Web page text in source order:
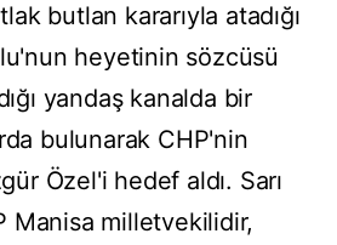
butlan kararıyla atadığı
heyetinin sözcüsü
yandaş kanalda bir
bulunarak CHP'nin
Özel'i hedef aldı. Sarı
Manisa milletvekilidir,